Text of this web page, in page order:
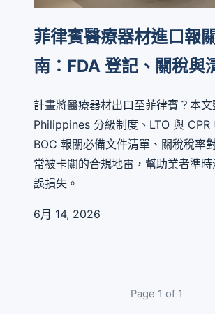
菲律賓醫療器材進口報
南：FDA 登記、關稅與
計畫將醫療器材出口至菲律賓？本文
Philippines 分級制度、LTO 與 CPR
BOC 報關必備文件清單、關稅稅率
常被卡關的合規地雷，幫助業者準
誤損失。
6月 14, 2026
Page 1 of 1